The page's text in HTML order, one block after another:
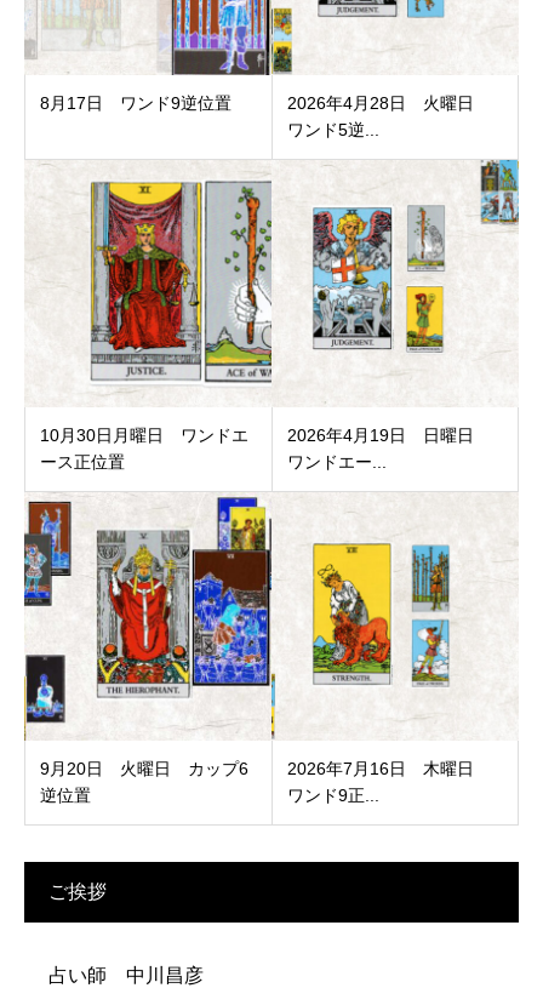
8月17日 ワンド9逆位置
2026年4月28日 火曜日
ワンド5逆...
10月30日月曜日 ワンドエ
ース正位置
2026年4月19日 日曜日
ワンドエー...
9月20日 火曜日 カップ6
逆位置
2026年7月16日 木曜日
ワンド9正...
ご挨拶
占い師 中川昌彦